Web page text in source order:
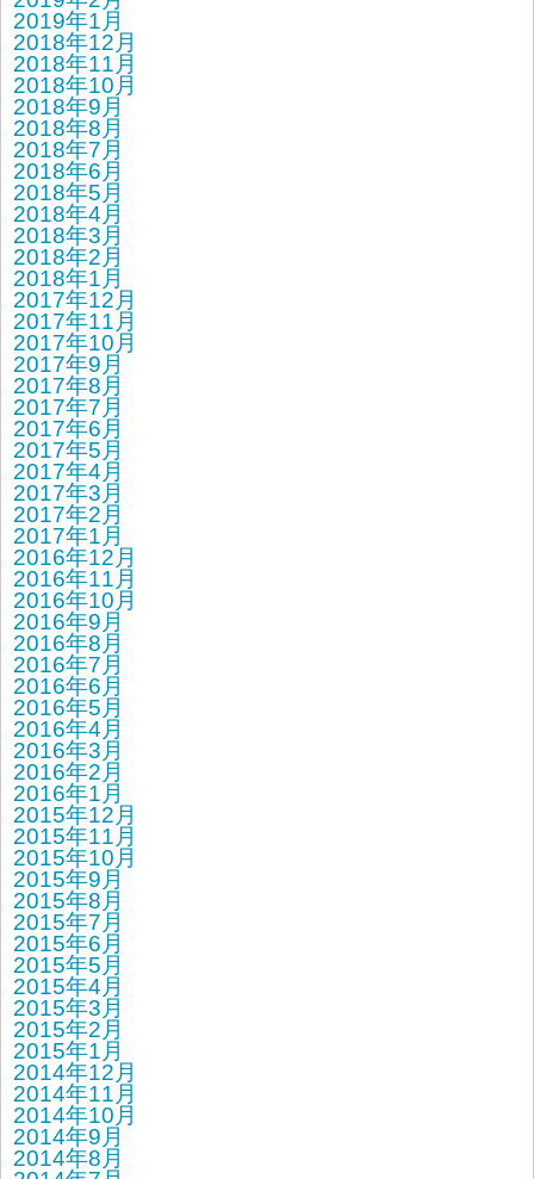
2019年1月
2018年12月
2018年11月
2018年10月
2018年9月
2018年8月
2018年7月
2018年6月
2018年5月
2018年4月
2018年3月
2018年2月
2018年1月
2017年12月
2017年11月
2017年10月
2017年9月
2017年8月
2017年7月
2017年6月
2017年5月
2017年4月
2017年3月
2017年2月
2017年1月
2016年12月
2016年11月
2016年10月
2016年9月
2016年8月
2016年7月
2016年6月
2016年5月
2016年4月
2016年3月
2016年2月
2016年1月
2015年12月
2015年11月
2015年10月
2015年9月
2015年8月
2015年7月
2015年6月
2015年5月
2015年4月
2015年3月
2015年2月
2015年1月
2014年12月
2014年11月
2014年10月
2014年9月
2014年8月